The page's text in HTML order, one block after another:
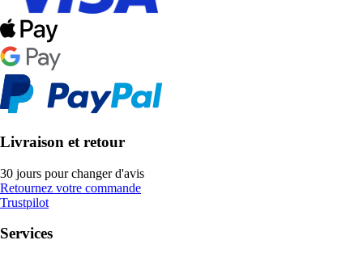
Livraison et retour
30 jours pour changer d'avis
Retournez votre commande
Trustpilot
Services